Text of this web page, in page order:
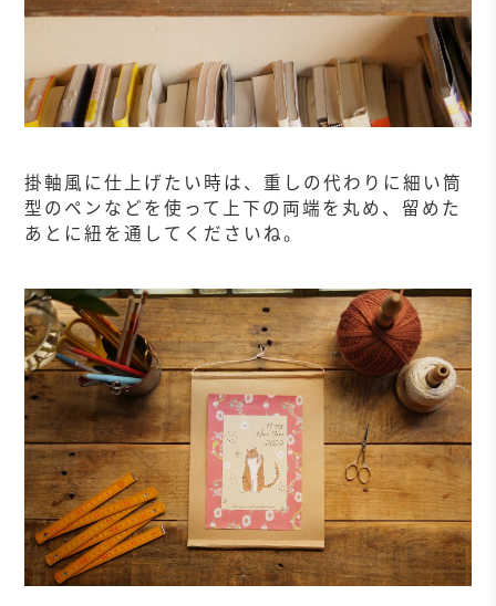
掛軸風に仕上げたい時は、重しの代わりに細い筒
型のペンなどを使って上下の両端を丸め、留めた
あとに紐を通してくださいね。